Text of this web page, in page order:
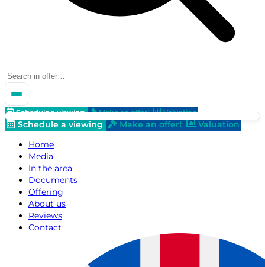
Schedule a viewing Make an offer! Valuation
Schedule a viewing Make an offer!
Valuation
Home
Media
In the area
Documents
Offering
About us
Reviews
Contact